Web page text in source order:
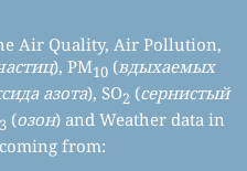
Air Quality, Air Pollution,
), PM10(вдыхаемых
азота), SO2 (сернистый
(озон) and Weather data in
from: